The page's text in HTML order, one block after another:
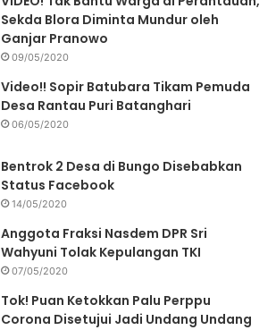
Sekda Blora Diminta Mundur oleh
Ganjar Pranowo
09/05/2020
Video!! Sopir Batubara Tikam Pemuda
Desa Rantau Puri Batanghari
06/05/2020
Bentrok 2 Desa di Bungo Disebabkan
Status Facebook
14/05/2020
Anggota Fraksi Nasdem DPR Sri
Wahyuni Tolak Kepulangan TKI
07/05/2020
Tok! Puan Ketokkan Palu Perppu
Corona Disetujui Jadi Undang Undang